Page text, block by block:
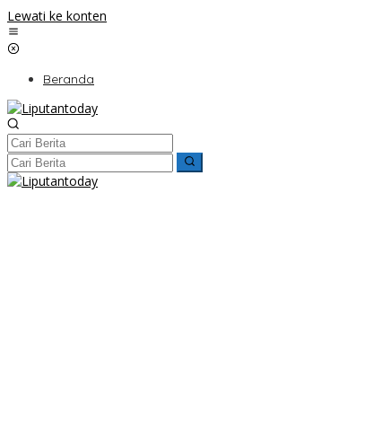
Lewati ke konten
Beranda